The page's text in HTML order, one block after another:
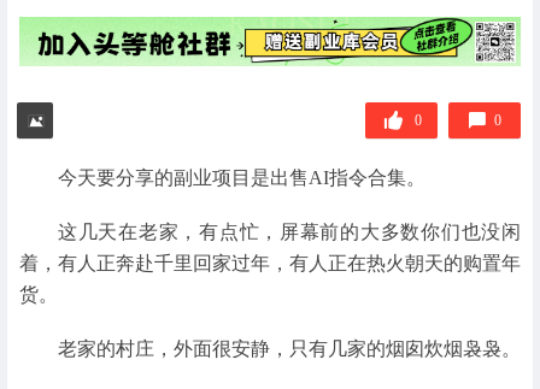
0 0
今天要分享的副业项目是出售AI指令合集。
这几天在老家，有点忙，屏幕前的大多数你们也没闲
着，有人正奔赴千里回家过年，有人正在热火朝天的购置年
货。
老家的村庄，外面很安静，只有几家的烟囱炊烟袅袅。